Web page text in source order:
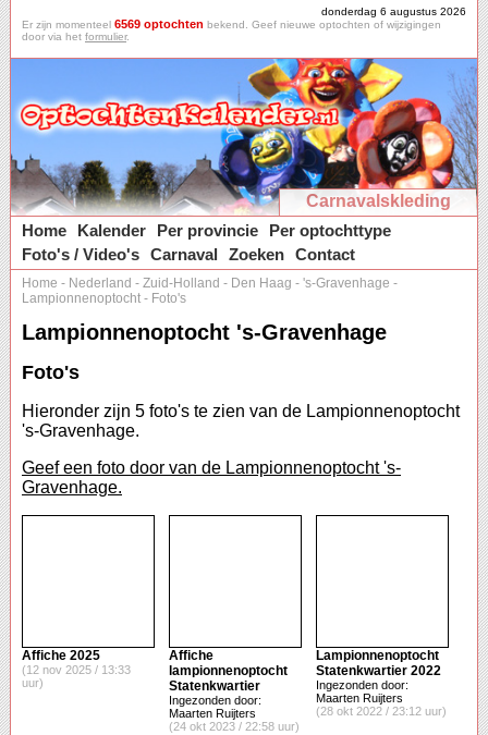
donderdag 6 augustus 2026
Er zijn momenteel 6569 optochten bekend. Geef nieuwe optochten of wijzigingen
door via het formulier.
Carnavalskleding
Home
Kalender Per provincie
Per optochttype
Foto's / Video's Carnaval Zoeken Contact
Home - Nederland - Zuid-Holland - Den Haag - 's-Gravenhage -
Lampionnenoptocht - Foto's
Lampionnenoptocht 's-Gravenhage
Foto's
Hieronder zijn 5 foto's te zien van de Lampionnenoptocht
's-Gravenhage.
Geef een foto door van de Lampionnenoptocht 's-
Gravenhage.
Affiche 2025
(12 nov 2025 / 13:33
uur)
Affiche
lampionnenoptocht
Statenkwartier
Ingezonden door:
Maarten Ruijters
(24 okt 2023 / 22:58 uur)
Lampionnenoptocht
Statenkwartier 2022
Ingezonden door:
Maarten Ruijters
(28 okt 2022 / 23:12 uur)